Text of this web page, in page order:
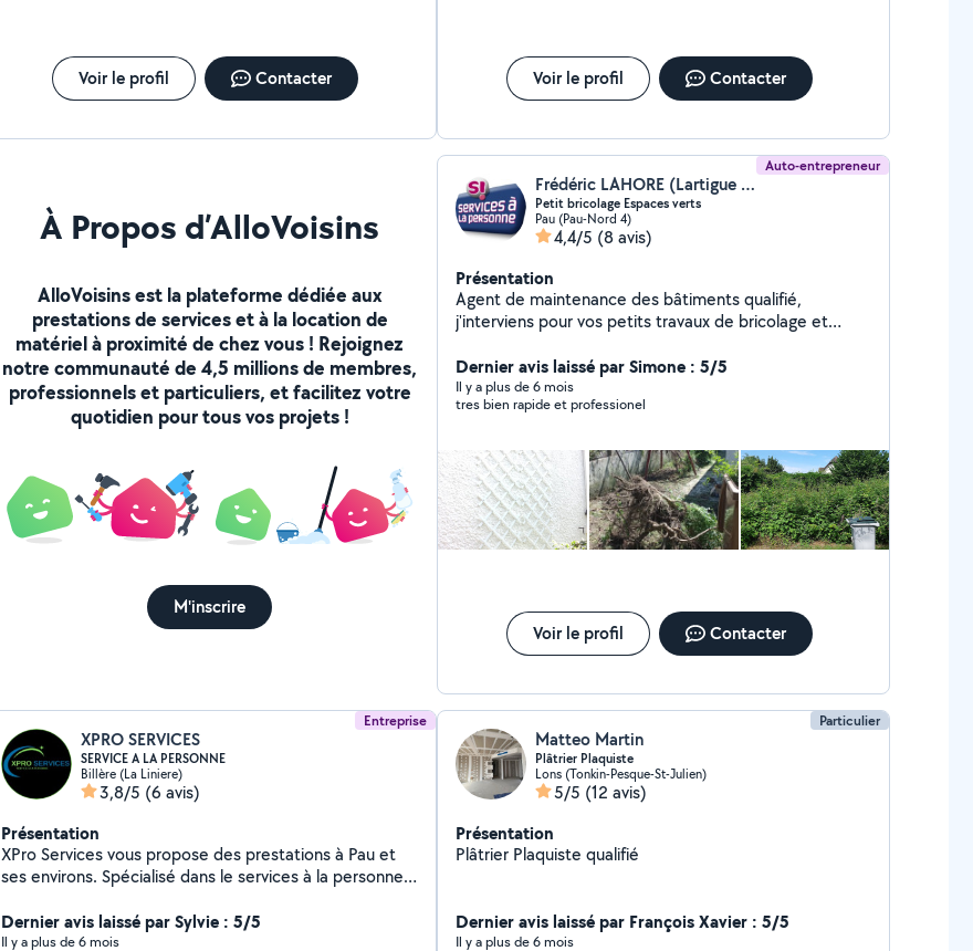
Voir le profil Contacter Voir le profil Contacter
À Propos d’AlloVoisins
AlloVoisins est la plateforme dédiée aux
prestations de services et à la location de
matériel à proximité de chez vous ! Rejoignez
notre communauté de 4,5 millions de membres,
professionnels et particuliers, et facilitez votre
quotidien pour tous vos projets !
M'inscrire
Auto-entrepreneur
Frédéric LAHORE (Lartigue Multiservices)
Petit bricolage Espaces verts
Pau (Pau-Nord 4)
4,4/5 (8 avis)
Présentation
Agent de maintenance des bâtiments qualifié,
j'interviens pour vos petits travaux de bricolage et
peinture, papiers peints, montage de meuble....tout
comme l'entretien de votre jardin avec la taille de haie
et arbustes, tonte, scarification, désherbage, binage,
la Personne, la moitié de vos frais sont déductibles de
vos impôts.
Dernier avis laissé par Simone : 5/5
Il y a plus de 6 mois
tres bien rapide et professionel
Voir le profil Contacter
Entreprise
XPRO SERVICES
SERVICE A LA PERSONNE
Billère (La Liniere)
3,8/5 (6 avis)
Présentation
XPro Services vous propose des prestations à Pau et
ses environs. Spécialisé dans le services à la personne,
d'activités, tel que : jardinage et entretien espaces
verts, bricolage, entretien intérieur et extérieur de
Dernier avis laissé par Sylvie : 5/5
Il y a plus de 6 mois
Particulier
Matteo Martin
Plâtrier Plaquiste
Lons (Tonkin-Pesque-St-Julien)
5/5 (12 avis)
Présentation
Plâtrier Plaquiste qualifié
Dernier avis laissé par François Xavier : 5/5
Il y a plus de 6 mois